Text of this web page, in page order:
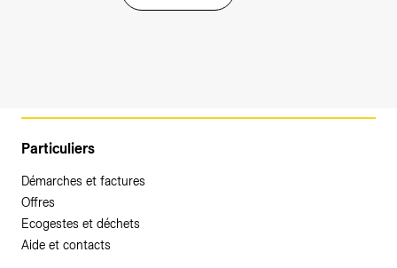
Particuliers
Démarches et factures
Offres
Ecogestes et déchets
Aide et contacts